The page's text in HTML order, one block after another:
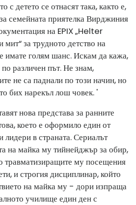
с детето се отнасят така, както е,
семейната приятелка Вирджиния
на EPIX „Helter
за трудното детство на
имате голям шанс. Искам да кажа,
различен път. Не знам,
не са паднали по този начин, но
бих нарекъл лош човек. '
нова представа за ранните
което е оформило един от
в страната. Сериалът
на майка му тийнейджър за обир,
травматизиращите му посещения
и строгия дисциплинар, който
на майка му - дори изпраща
училище един ден с